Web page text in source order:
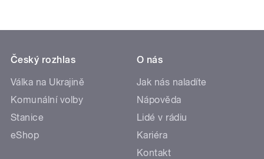
Český rozhlas
Válka na Ukrajině
Komunální volby
Stanice
eShop
O nás
Jak nás naladíte
Nápověda
Lidé v rádiu
Kariéra
Kontakt